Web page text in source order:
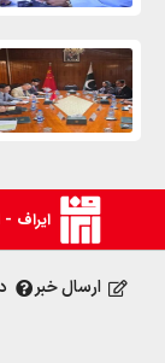
ایراف -
ارسال خبر